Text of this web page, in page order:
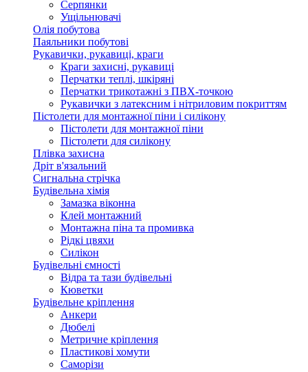
Серпянки
Ущільнювачі
Олія побутова
Паяльники побутові
Рукавички, рукавиці, краги
Краги захисні, рукавиці
Перчатки теплі, шкіряні
Перчатки трикотажні з ПВХ-точкою
Рукавички з латексним і нітриловим покриттям
Пістолети для монтажної піни і силікону
Пістолети для монтажної піни
Пістолети для силікону
Плівка захисна
Дріт в'язальний
Сигнальна стрічка
Будівельна хімія
Замазка віконна
Клей монтажний
Монтажна піна та промивка
Рідкі цвяхи
Силікон
Будівельні ємності
Відра та тази будівельні
Кюветки
Будівельне кріплення
Анкери
Дюбелі
Метричне кріплення
Пластикові хомути
Саморізи